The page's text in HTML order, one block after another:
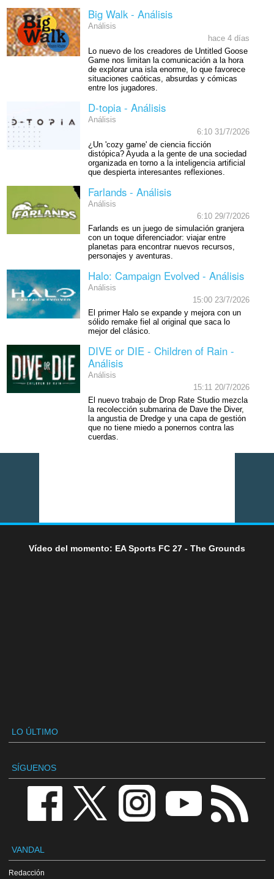
Big Walk - Análisis
Análisis
hace 4 días
Lo nuevo de los creadores de Untitled Goose
Game nos limitan la comunicación a la hora
de explorar una isla enorme, lo que favorece
situaciones caóticas, absurdas y cómicas
entre los jugadores.
D-topia - Análisis
Análisis
6:10 31/7/2026
¿Un 'cozy game' de ciencia ficción
distópica? Ayuda a la gente de una sociedad
organizada en torno a la inteligencia artificial
que despierta interesantes reflexiones.
Farlands - Análisis
Análisis
6:10 29/7/2026
Farlands es un juego de simulación granjera
con un toque diferenciador: viajar entre
planetas para encontrar nuevos recursos,
personajes y aventuras.
Halo: Campaign Evolved - Análisis
Análisis
15:00 23/7/2026
El primer Halo se expande y mejora con un
sólido remake fiel al original que saca lo
mejor del clásico.
DIVE or DIE - Children of Rain -
Análisis
Análisis
15:11 20/7/2026
El nuevo trabajo de Drop Rate Studio mezcla
la recolección submarina de Dave the Diver,
la angustia de Dredge y una capa de gestión
que no tiene miedo a ponernos contra las
cuerdas.
Vídeo del momento: EA Sports FC 27 - The Grounds
LO ÚLTIMO
SÍGUENOS
VANDAL
Redacción